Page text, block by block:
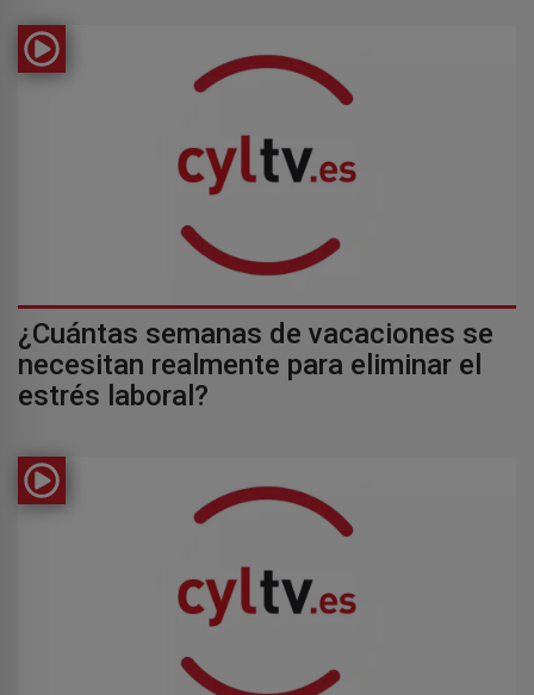
¿Cuántas semanas de vacaciones se
necesitan realmente para eliminar el
estrés laboral?